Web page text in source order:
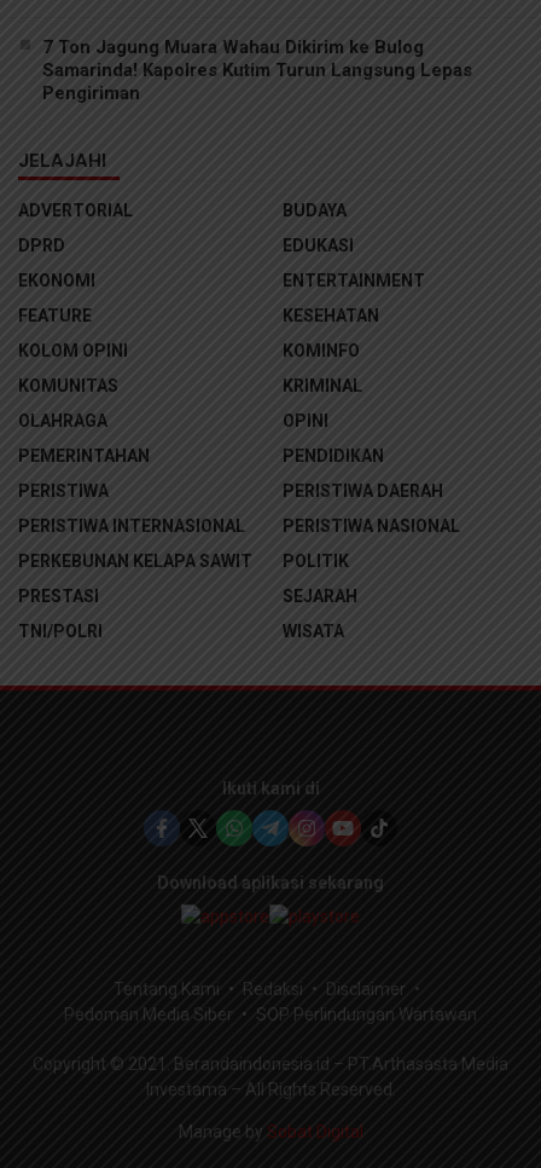
7 Ton Jagung Muara Wahau Dikirim ke Bulog
Samarinda! Kapolres Kutim Turun Langsung Lepas
Pengiriman
JELAJAHI
ADVERTORIAL
BUDAYA
DPRD
EDUKASI
EKONOMI
ENTERTAINMENT
FEATURE
KESEHATAN
KOLOM OPINI
KOMINFO
KOMUNITAS
KRIMINAL
OLAHRAGA
OPINI
PEMERINTAHAN
PENDIDIKAN
PERISTIWA
PERISTIWA DAERAH
PERISTIWA INTERNASIONAL
PERISTIWA NASIONAL
PERKEBUNAN KELAPA SAWIT
POLITIK
PRESTASI
SEJARAH
TNI/POLRI
WISATA
Ikuti kami di
Download aplikasi sekarang
Tentang Kami Redaksi
Disclaimer
Pedoman Media Siber
SOP Perlindungan Wartawan
Copyright © 2021. Berandaindonesia.id – PT.Arthasasta Media
Investama – All Rights Reserved.
Manage by Sobat Digital